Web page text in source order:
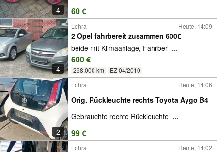
4 60 €
4
Lohra Heute, 14:09
2 Opel fahrbereit zusammen 600€
beide mit Klimaanlage, Fahrber ...
600 €
268.000 km EZ 04/2010
2
Lohra Heute, 14:06
Orig. Rückleuchte rechts Toyota Aygo B4
Gebrauchte rechte Rückleuchte ...
99 €
Lohra Heute, 14:02